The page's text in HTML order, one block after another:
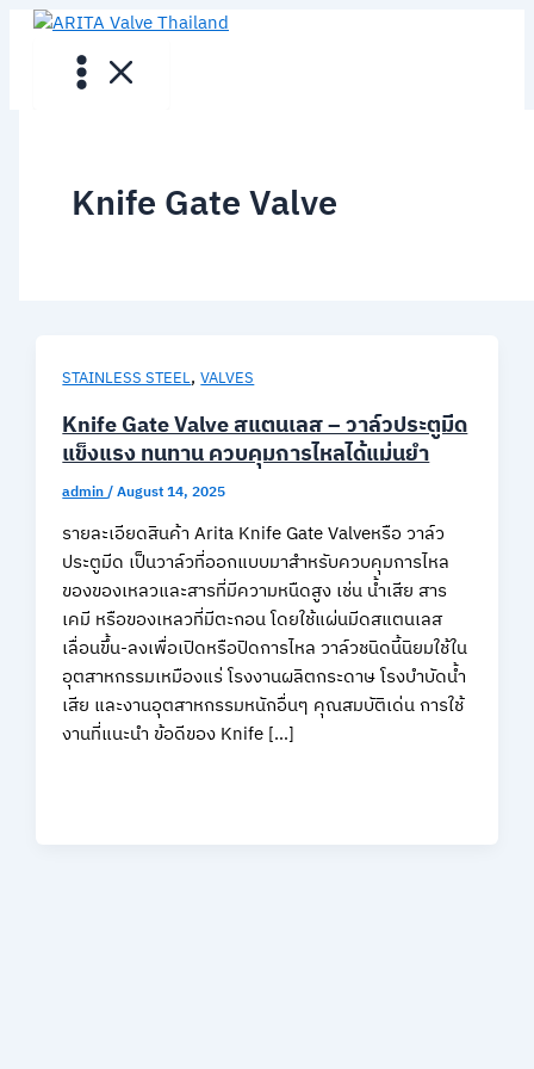
Skip
Knife Gate Valve
STAINLESS STEEL,VALVES
Knife Gate Valve สแตนเลส – วาล์วประตูมีด
แข็งแรง ทนทาน ควบคุมการไหลได้แม่นยำ
admin/August 14, 2025
รายละเอียดสินค้า Arita Knife Gate Valveหรือ วาล์ว
ประตูมีด เป็นวาล์วที่ออกแบบมาสำหรับควบคุมการไหล
ของของเหลวและสารที่มีความหนืดสูง เช่น น้ำเสีย สาร
เคมี หรือของเหลวที่มีตะกอน โดยใช้แผ่นมีดสแตนเลส
เลื่อนขึ้น-ลงเพื่อเปิดหรือปิดการไหล วาล์วชนิดนี้นิยมใช้ใน
อุตสาหกรรมเหมืองแร่ โรงงานผลิตกระดาษ โรงบำบัดน้ำ
เสีย และงานอุตสาหกรรมหนักอื่นๆ คุณสมบัติเด่น การใช้
งานที่แนะนำ ข้อดีของ Knife […]